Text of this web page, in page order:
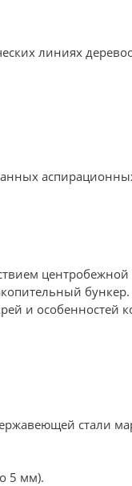
линиях
и особенностей
стали
5 мм).